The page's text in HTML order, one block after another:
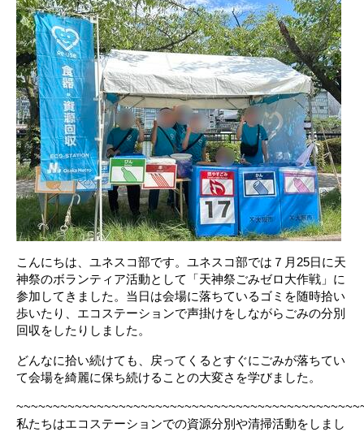
こんにちは、ユネスコ部です。ユネスコ部では７月25日に天
神祭のボランティア活動として「天神祭ごみゼロ大作戦」に
参加してきました。当日は会場に落ちているゴミを随時拾い
歩いたり、エコステーションで声掛けをしながらごみの分別
回収をしたりしました。
どんなに拾い続けても、戻ってくるとすぐにごみが落ちてい
て会場を綺麗に保ち続けることの大変さを学びました。
私たちはエコステーションでの資源分別や清掃活動をしまし